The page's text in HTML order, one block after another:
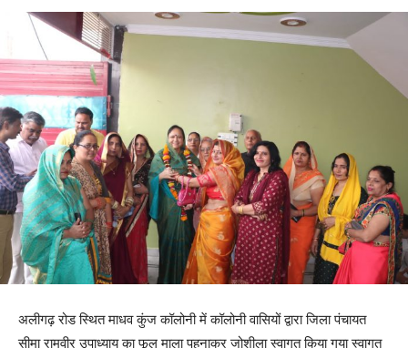
अलीगढ़ रोड स्थित माधव कुंज कॉलोनी में कॉलोनी वासियों द्वारा जिला पंचायत
सीमा रामवीर उपाध्याय का फूल माला पहनाकर जोशीला स्वागत किया गया स्वागत